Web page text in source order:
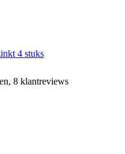
4 stuks
8 klantreviews